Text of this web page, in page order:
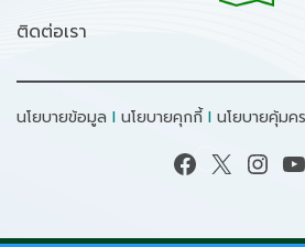
ติดต่อเรา
นโยบายข้อมูล I นโยบายคุกกี้ I นโยบายคุ้ม
Facebook X Instagram YouTube